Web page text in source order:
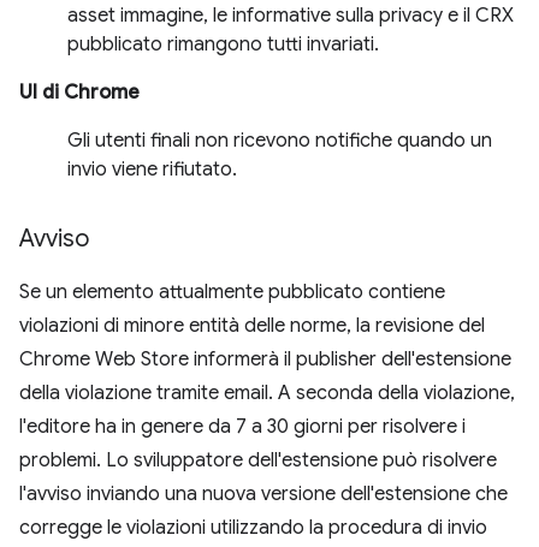
asset immagine, le informative sulla privacy e il CRX
pubblicato rimangono tutti invariati.
UI di Chrome
Gli utenti finali non ricevono notifiche quando un
invio viene rifiutato.
Avviso
Se un elemento attualmente pubblicato contiene
violazioni di minore entità delle norme, la revisione del
Chrome Web Store informerà il publisher dell'estensione
della violazione tramite email. A seconda della violazione,
l'editore ha in genere da 7 a 30 giorni per risolvere i
problemi. Lo sviluppatore dell'estensione può risolvere
l'avviso inviando una nuova versione dell'estensione che
corregge le violazioni utilizzando la procedura di invio